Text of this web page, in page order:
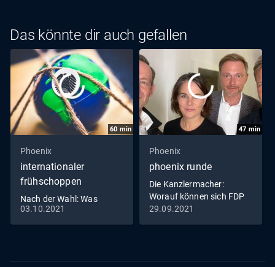
Das könnte dir auch gefallen
60 min
Phoenix
internationaler
frühschoppen
Nach der Wahl: Was
erwartet die Welt?
03.10.2021
47 min
Phoenix
phoenix runde
Die Kanzlermacher:
Worauf können sich FDP
und Grüne einigen?
29.09.2021